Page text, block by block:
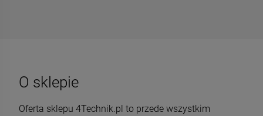
O sklepie
Oferta sklepu 4Technik.pl to przede wszystkim